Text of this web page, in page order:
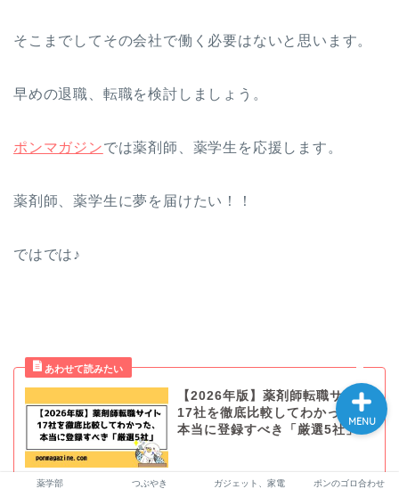
そこまでしてその会社で働く必要はないと思います。
早めの退職、転職を検討しましょう。
ポンマガジンでは薬剤師、薬学生を応援します。
薬剤師、薬学生に夢を届けたい！！
ではでは♪
【2026年版】薬剤師転職サイト
17社を徹底比較してわかった、
本当に登録すべき「厳選5社」
薬学部 つぶやき ガジェット、家電 ポンのゴロ合わせ
MENU